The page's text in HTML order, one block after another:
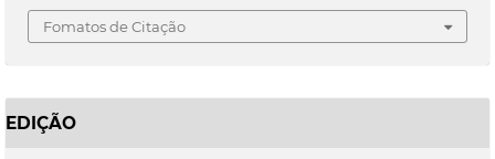
Fomatos de Citação
EDIÇÃO